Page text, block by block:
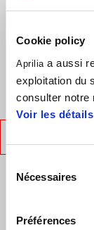
Cookie policy
Aprilia a aussi
exploitation du
consulter notre
Voir les détails
Nécessaires
Préférences